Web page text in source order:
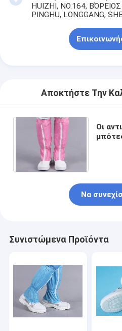
HUIZHI, NO.164,
PINGHU, LONGGANG,
Αποκτήστε Την
Οι
Να
Συνιστώμενα Προϊόντα